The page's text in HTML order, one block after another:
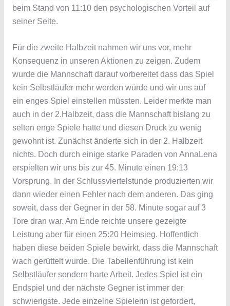
beim Stand von 11:10 den psychologischen Vorteil auf
seiner Seite.
Für die zweite Halbzeit nahmen wir uns vor, mehr
Konsequenz in unseren Aktionen zu zeigen. Zudem
wurde die Mannschaft darauf vorbereitet dass das Spiel
kein Selbstläufer mehr werden würde und wir uns auf
ein enges Spiel einstellen müssten. Leider merkte man
auch in der 2.Halbzeit, dass die Mannschaft bislang zu
selten enge Spiele hatte und diesen Druck zu wenig
gewohnt ist. Zunächst änderte sich in der 2. Halbzeit
nichts. Doch durch einige starke Paraden von Anna­Lena
erspielten wir uns bis zur 45. Minute einen 19:13
Vorsprung. In der Schlussviertelstunde produzierten wir
dann wieder einen Fehler nach dem anderen. Das ging
soweit, dass der Gegner in der 58. Minute sogar auf 3
Tore dran war. Am Ende reichte unsere gezeigte
Leistung aber für einen 25:20 Heimsieg. Hoffentlich
haben diese beiden Spiele bewirkt, dass die Mannschaft
wach gerüttelt wurde. Die Tabellenführung ist kein
Selbstläufer sondern harte Arbeit. Jedes Spiel ist ein
Endspiel und der nächste Gegner ist immer der
schwierigste. Jede einzelne Spielerin ist gefordert,